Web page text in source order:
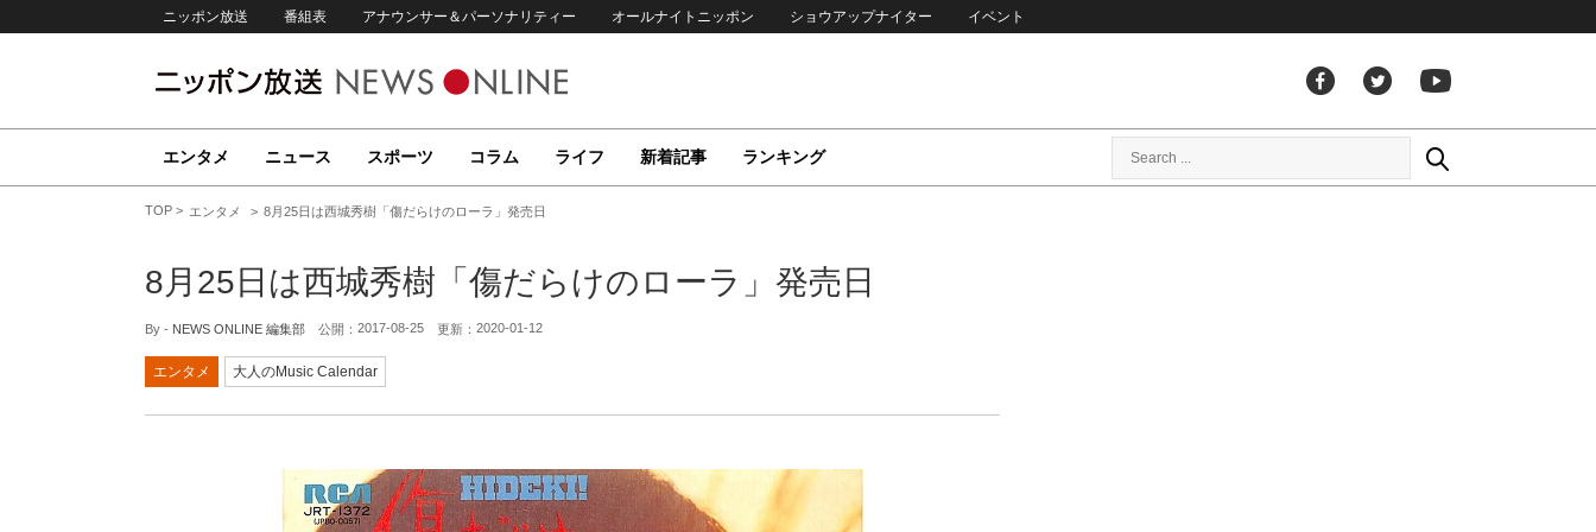
ニッポン放送 番組表 アナウンサー＆パーソナリティー オールナイトニッポン ショウアップナイター イベント
エンタメ ニュース スポーツ コラム ライフ 新着記事 ランキング
TOP エンタメ 8月25日は西城秀樹「傷だらけのローラ」発売日
8月25日は西城秀樹「傷だらけのローラ」発売日
By - NEWS ONLINE 編集部 公開： 2017-08-25 更新： 2020-01-12
エンタメ 大人のMusic Calendar